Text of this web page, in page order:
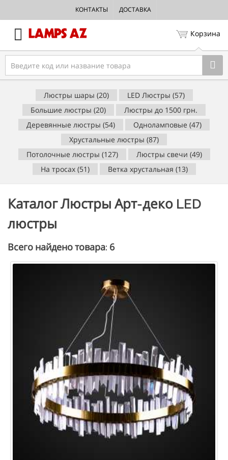
КОНТАКТЫ ДОСТАВКА
Корзина
Люстры шары (20)
LED Люстры (57)
Большие люстры (20)
Люстры до 1500 грн.
Деревянные люстры (54)
Одноламповые (47)
Хрустальные люстры (87)
Потолочные люстры (127)
Люстры свечи (49)
На тросах (51)
Ветка хрустальная (13)
Каталог Люстры Арт-деко LED
люстры
Всего найдено товара: 6